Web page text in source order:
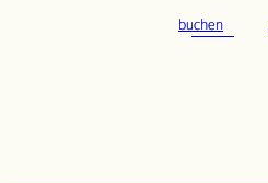
buchen